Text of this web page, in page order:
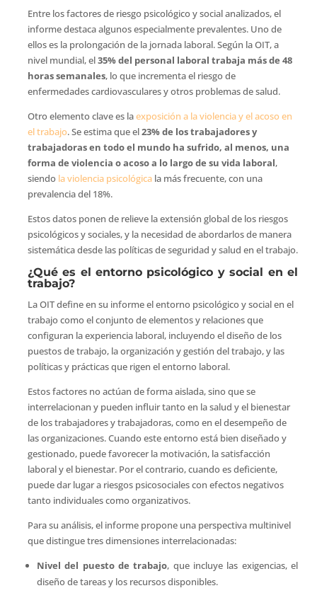
Entre los factores de riesgo psicológico y social analizados, el
informe destaca algunos especialmente prevalentes. Uno de
ellos es la prolongación de la jornada laboral. Según la OIT, a
nivel mundial, el35% del personal laboral trabaja más de 48
horas semanales, lo que incrementa el riesgo de
enfermedades cardiovasculares y otros problemas de salud.
Otro elemento clave es laexposición a la violencia y el acoso en
el trabajo. Se estima que el23% de los trabajadores y
trabajadoras en todo el mundo ha sufrido, al menos, una
forma de violencia o acoso a lo largo de su vida laboral,
siendo la violencia psicológicala más frecuente, con una
prevalencia del 18%.
Estos datos ponen de relieve la extensión global de los riesgos
psicológicos y sociales, y la necesidad de abordarlos de manera
sistemática desde las políticas de seguridad y salud en el trabajo.
¿Qué es el entorno psicológico y social en el
trabajo?
La OIT define en su informe el entorno psicológico y social en el
trabajo como el conjunto de elementos y relaciones que
configuran la experiencia laboral, incluyendo el diseño de los
puestos de trabajo, la organización y gestión del trabajo, y las
políticas y prácticas que rigen el entorno laboral.
Estos factores no actúan de forma aislada, sino que se
interrelacionan y pueden influir tanto en la salud y el bienestar
de los trabajadores y trabajadoras, como en el desempeño de
las organizaciones. Cuando este entorno está bien diseñado y
gestionado, puede favorecer la motivación, la satisfacción
laboral y el bienestar. Por el contrario, cuando es deficiente,
puede dar lugar a riesgos psicosociales con efectos negativos
tanto individuales como organizativos.
Para su análisis, el informe propone una perspectiva multinivel
que distingue tres dimensiones interrelacionadas:
Nivel del puesto de trabajo, que incluye las exigencias, el
diseño de tareas y los recursos disponibles.